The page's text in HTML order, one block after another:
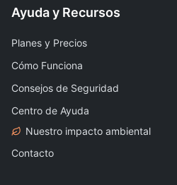
Ayuda y Recursos
Planes y Precios
Cómo Funciona
Consejos de Seguridad
Centro de Ayuda
Nuestro impacto ambiental
Contacto